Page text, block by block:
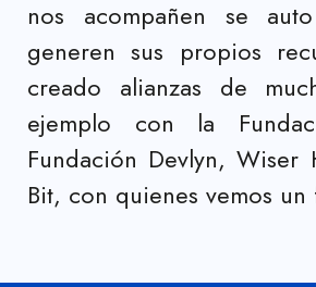
nos acompañen se
generen sus propios
creado alianzas de
ejemplo con la
Fundación Devlyn, Wiser
Bit, con quienes vemos